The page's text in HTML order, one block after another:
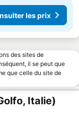
les prix
des sites de
il se peut que
que celle du site de
Italie)